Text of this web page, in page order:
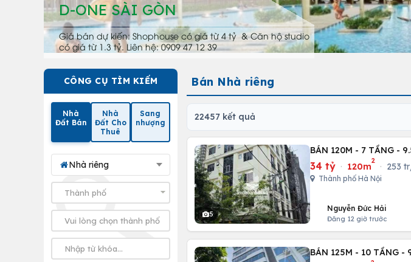
D-ONE SÀI GÒN
Giá bán dự kiến: Shophouse có giá từ 4 tỷ & Căn hộ studio
có giá từ 1.3 tỷ. Liên hệ: 0909 47 12 39
CÔNG CỤ TÌM KIẾM
Nhà
Đất Bán
Nhà
Đất Cho
Thuê
Sang
nhượng
Nhà riêng
Bán Nhà riêng
22457 kết quả
5
BÁN 120M - 7 TẦNG -
34 tỷ · 120m
2
· 253
Thành phố Hà Nội
Nguyễn Đức Hải
Đăng 12 giờ trước
BÁN 125M - 10 TẦNG -